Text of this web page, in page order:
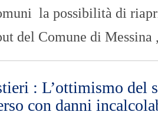
C
E
T
E
R
E
la possibilità di
del Comune di
: L’ottimismo del
con danni